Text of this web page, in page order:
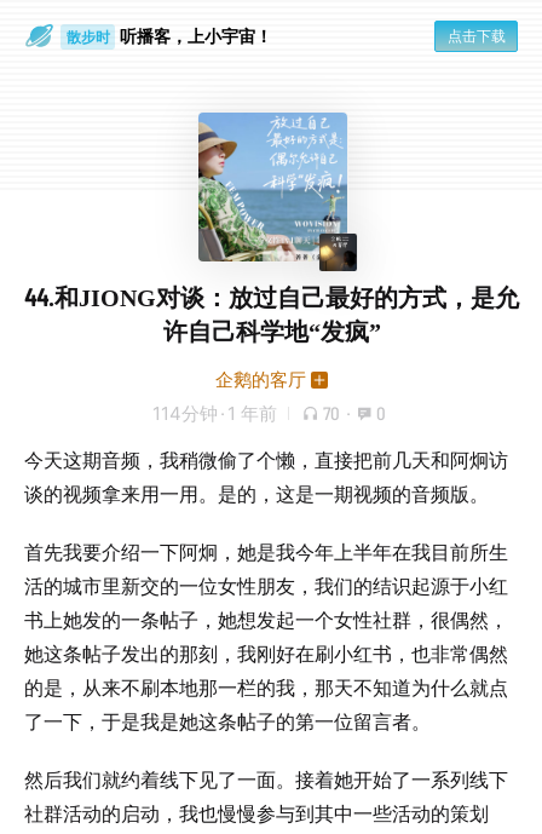
散步时 听播客，上小宇宙！ 点击下载
44.和JIONG对谈：放过自己最好的方式，是允
许自己科学地“发疯”
企鹅的客厅
114分钟 · 1 年前 70 · 0
今天这期音频，我稍微偷了个懒，直接把前几天和阿炯访
谈的视频拿来用一用。是的，这是一期视频的音频版。
首先我要介绍一下阿炯，她是我今年上半年在我目前所生
活的城市里新交的一位女性朋友，我们的结识起源于小红
书上她发的一条帖子，她想发起一个女性社群，很偶然，
她这条帖子发出的那刻，我刚好在刷小红书，也非常偶然
的是，从来不刷本地那一栏的我，那天不知道为什么就点
了一下，于是我是她这条帖子的第一位留言者。
然后我们就约着线下见了一面。接着她开始了一系列线下
社群活动的启动，我也慢慢参与到其中一些活动的策划